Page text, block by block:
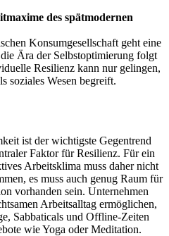
des spätmodernen
Konsumgesellschaft geht eine
Ära der Selbstoptimierung folgt
Resilienz kann nur gelingen,
soziales Wesen begreift.
ist der wichtigste Gegentrend
Faktor für Resilienz. Für ein
Arbeitsklima muss daher nicht
es muss auch genug Raum für
vorhanden sein. Unternehmen
Arbeitsalltag ermöglichen,
Sabbaticals und Offline-Zeiten
wie Yoga oder Meditation.